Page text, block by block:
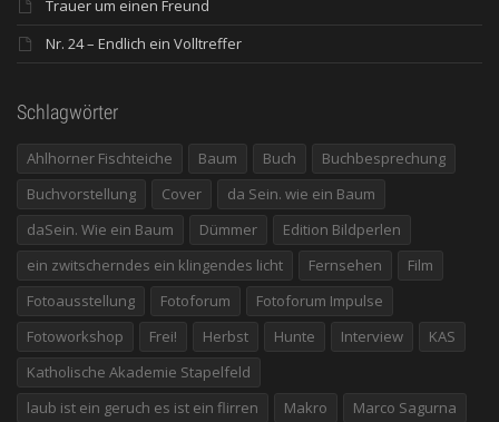
Trauer um einen Freund
Nr. 24 – Endlich ein Volltreffer
Schlagwörter
Ahlhorner Fischteiche Baum Buch
Buchbesprechung
Buchvorstellung
Cover
da Sein. wie ein Baum
daSein. Wie ein Baum
Dümmer
Edition Bildperlen
ein zwitscherndes ein klingendes licht
Fernsehen
Film
Fotoausstellung
Fotoforum
Fotoforum Impulse
Fotoworkshop
Frei! Herbst Hunte Interview
KAS
Katholische Akademie Stapelfeld
laub ist ein geruch es ist ein flirren
Makro Marco Sagurna